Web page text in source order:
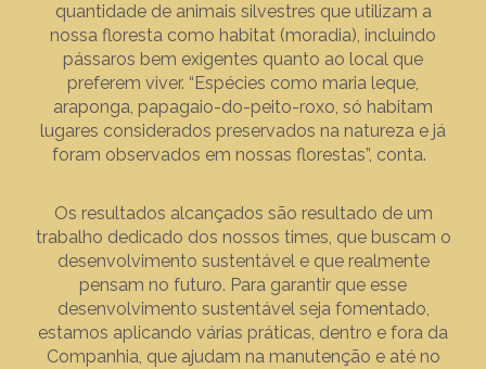
quantidade de animais silvestres que utilizam a
nossa floresta como habitat (moradia), incluindo
pássaros bem exigentes quanto ao local que
preferem viver. “Espécies como maria leque,
araponga, papagaio-do-peito-roxo, só habitam
lugares considerados preservados na natureza e já
foram observados em nossas florestas”, conta.
Os resultados alcançados são resultado de um
trabalho dedicado dos nossos times, que buscam o
desenvolvimento sustentável e que realmente
pensam no futuro. Para garantir que esse
desenvolvimento sustentável seja fomentado,
estamos aplicando várias práticas, dentro e fora da
Companhia, que ajudam na manutenção e até no